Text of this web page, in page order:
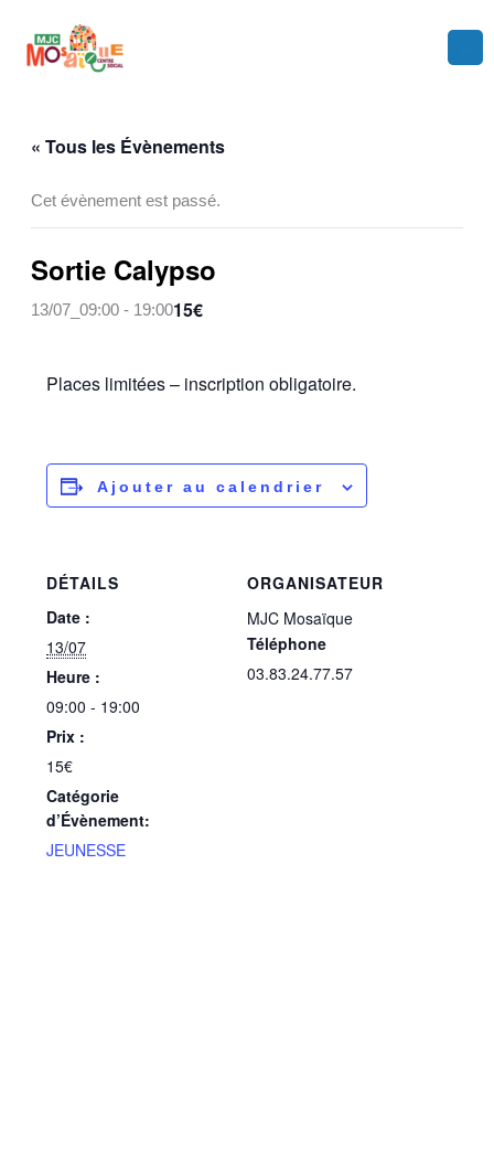
contenu
« Tous les Évènements
Cet évènement est passé.
Sortie Calypso
13/07_09:00- 19:0015€
Places limitées – inscription obligatoire.
Ajouter au calendrier
DÉTAILS
Date :
13/07
Heure :
09:00 - 19:00
Prix :
15€
Catégorie
d’Évènement:
JEUNESSE
ORGANISATEUR
MJC Mosaïque
Téléphone
03.83.24.77.57